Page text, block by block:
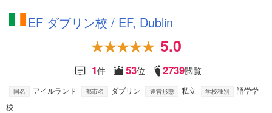
EF ダブリン校 / EF, Dublin
5.0
1件 53位 2739閲覧
国名 アイルランド 都市名 ダブリン 運営形態 私立 学校種別
語学学
校